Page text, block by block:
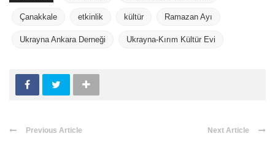
Çanakkale etkinlik kültür Ramazan Ayı
Ukrayna Ankara Derneği Ukrayna-Kırım Kültür Evi
Previous Article Next Article